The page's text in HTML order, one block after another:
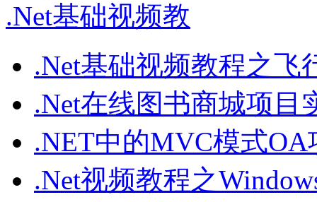
.Net基础视频教
.Net基础视频教程之飞
.Net在线图书商城项目
.NET中的MVC模式OA
.Net视频教程之